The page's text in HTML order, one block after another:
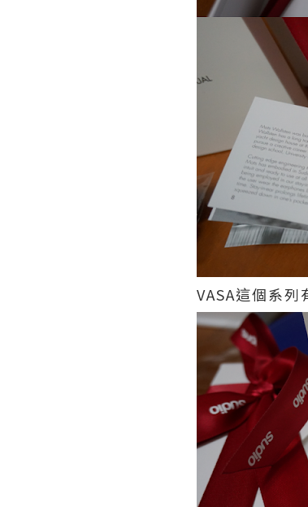
VASA這個系